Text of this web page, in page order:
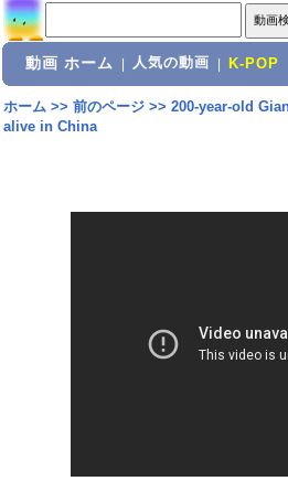
動画 ホーム 人気の動画 K-POP
ホーム>> 前のページ>> 200-year-old
alive in China